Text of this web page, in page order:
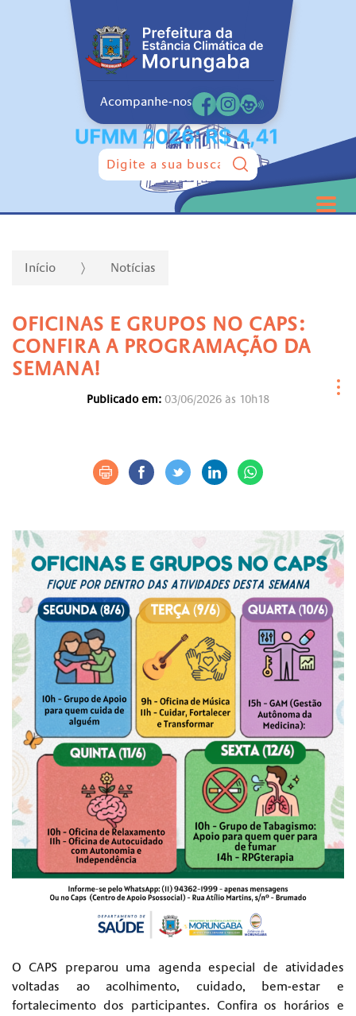
Acompanhe-nos
Pesquisar:
Início Notícias
OFICINAS E GRUPOS NO CAPS:
CONFIRA A PROGRAMAÇÃO DA
SEMANA!
Publicado em: 03/06/2026 às 10h18
O CAPS preparou uma agenda especial de atividades
voltadas ao acolhimento, cuidado, bem-estar e
fortalecimento dos participantes. Confira os horários e